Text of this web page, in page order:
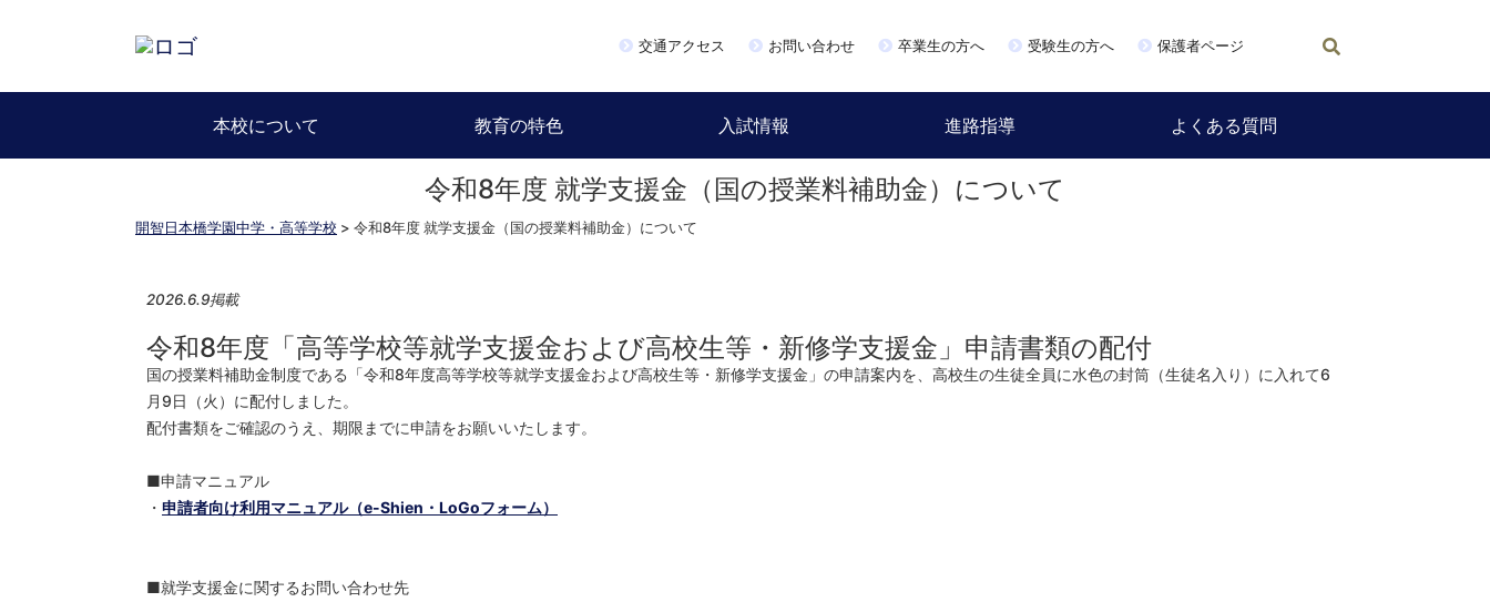
交通アクセス お問い合わせ 卒業生の方へ 受験生の方へ 保護者ページ
本校について 教育の特色 入試情報 進路指導 よくある質問
令和8年度 就学支援金（国の授業料補助金）について
開智日本橋学園中学・高等学校 > 令和8年度 就学支援金（国の授業料補助金）について
2026.6.9掲載
令和8年度「高等学校等就学支援金および高校生等・新修学支援金」申請書類の配付
国の授業料補助金制度である「令和8年度高等学校等就学支援金および高校生等・新修学支援金」の申請案内を、高校生の生徒全員に水色の封筒（生徒名入り）に入れて6
月9日（火）に配付しました。
配付書類をご確認のうえ、期限までに申請をお願いいたします。
■申請マニュアル
・ 申請者向け利用マニュアル（e-Shien・LoGoフォーム）
■就学支援金に関するお問い合わせ先